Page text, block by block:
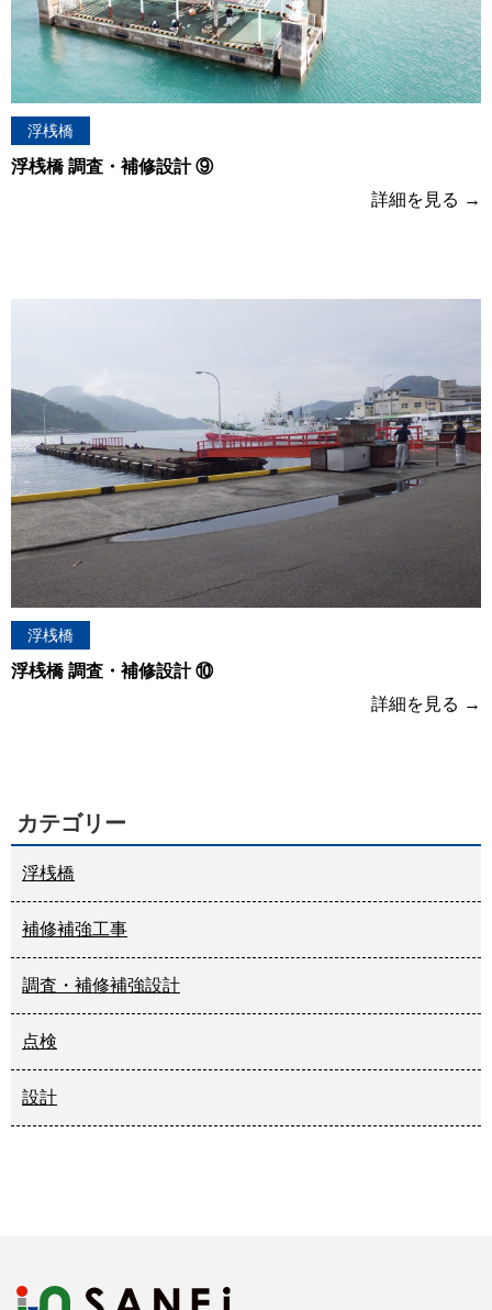
浮桟橋
浮桟橋 調査・補修設計 ⑨
詳細を見る
浮桟橋
浮桟橋 調査・補修設計 ⑩
詳細を見る
カテゴリー
浮桟橋
補修補強工事
調査・補修補強設計
点検
設計